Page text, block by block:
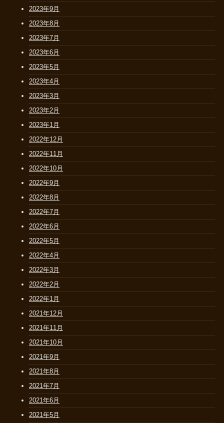
2023年9月
2023年8月
2023年7月
2023年6月
2023年5月
2023年4月
2023年3月
2023年2月
2023年1月
2022年12月
2022年11月
2022年10月
2022年9月
2022年8月
2022年7月
2022年6月
2022年5月
2022年4月
2022年3月
2022年2月
2022年1月
2021年12月
2021年11月
2021年10月
2021年9月
2021年8月
2021年7月
2021年6月
2021年5月